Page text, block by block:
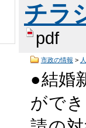
チラ
pdf
市政の情報 >
●結婚
がで